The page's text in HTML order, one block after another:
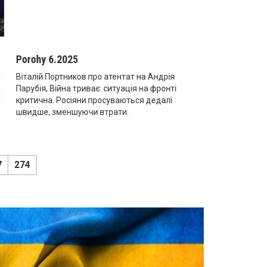
Porohy 6.2025
Віталій Портников про атентат на Андрія
Парубія, Війна триває: ситуація на фронті
критична. Росіяни просуваються дедалі
швидше, зменшуючи втрати.
274